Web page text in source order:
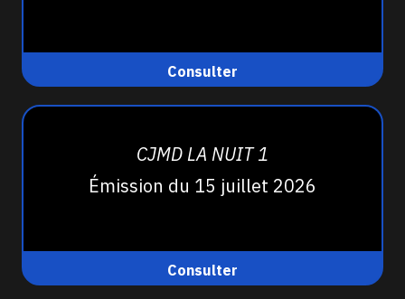
Consulter
CJMD LA NUIT 1
Émission du 15 juillet 2026
Consulter